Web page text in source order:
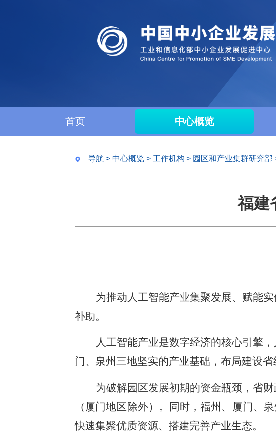
首页 中心概览
导航 > 中心概览 > 工作机构 > 园区和产业集群研究部
福建
为推动人工智能产业集聚发展、赋能
补助。
人工智能产业是数字经济的核心引擎
门、泉州三地坚实的产业基础，布局建设省
为破解园区发展初期的资金瓶颈，省
（厦门地区除外）。同时，福州、厦门、
快速集聚优质资源、搭建完善产业生态。